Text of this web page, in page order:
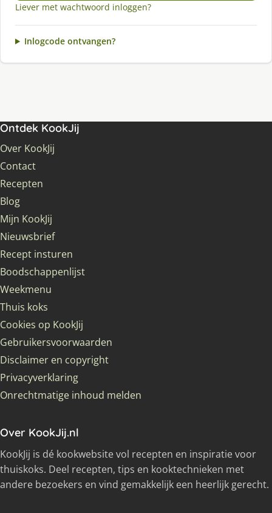
Liever met wachtwoord inloggen?
Inlogcode ontvangen?
Ontdek KookJij
Over KookJij
Contact
Recepten
Blog
Mijn KookJij
Nieuwsbrief
Recept insturen
Boodschappenlijst
Weekmenu
Thuis koks
Cookies op KookJij
Gebruikersvoorwaarden
Disclaimer en copyright
Privacyverklaring
Onrechtmatige inhoud melden
Over KookJij.nl
KookJij is dé kookwebsite vol recepten en inspiratie voor
thuiskoks. Deel recepten, tips en kooktechnieken met
andere bezoekers en vind gemakkelijk een heerlijk gerecht.